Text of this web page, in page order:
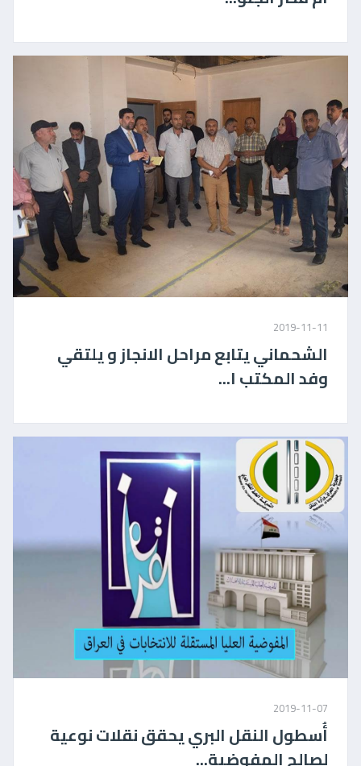
2019-11-11
الشحماني يتابع مراحل الانجاز و يلتقي
وفد المكتب ا...
2019-11-07
أُسطول النقل البري يحقق نقلات نوعية
لصالح المفوضية...